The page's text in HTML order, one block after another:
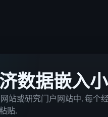
数据嵌入
站或研究门户网站中. 每个
贴.